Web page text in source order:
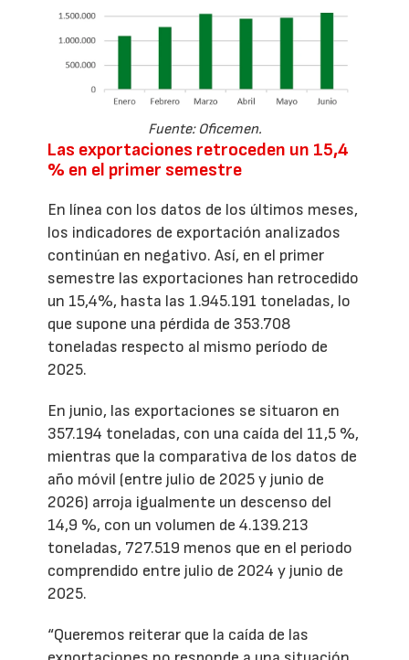
Fuente: Oficemen.
Las exportaciones retroceden un 15,4
% en el primer semestre
En línea con los datos de los últimos meses,
los indicadores de exportación analizados
continúan en negativo. Así, en el primer
semestre las exportaciones han retrocedido
un 15,4%, hasta las 1.945.191 toneladas, lo
que supone una pérdida de 353.708
toneladas respecto al mismo período de
2025.
En junio, las exportaciones se situaron en
357.194 toneladas, con una caída del 11,5 %,
mientras que la comparativa de los datos de
año móvil (entre julio de 2025 y junio de
2026) arroja igualmente un descenso del
14,9 %, con un volumen de 4.139.213
toneladas, 727.519 menos que en el periodo
comprendido entre julio de 2024 y junio de
2025.
“Queremos reiterar que la caída de las